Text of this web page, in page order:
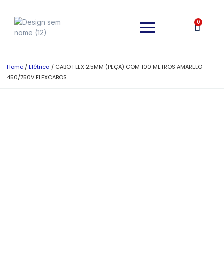
0
Home /Elétrica / CABO FLEX 2.5MM (PEÇA) COM 100 METROS AMARELO
450/750V FLEXCABOS